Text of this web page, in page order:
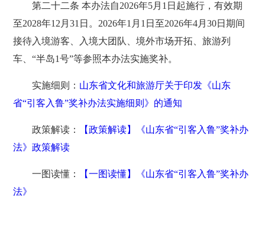
第二十二条 本办法自2026年5月1日起施行，有效期
至2028年12月31日。2026年1月1日至2026年4月30日期间
接待入境游客、入境大团队、境外市场开拓、旅游列
车、“半岛1号”等参照本办法实施奖补。
实施细则： 山东省文化和旅游厅关于印发《山东
省“引客入鲁”奖补办法实施细则》的通知
政策解读：
【政策解读】《山东省“引客入鲁”奖补办
法》政策解读
一图读懂：
【一图读懂】《山东省“引客入鲁”奖补办
法》